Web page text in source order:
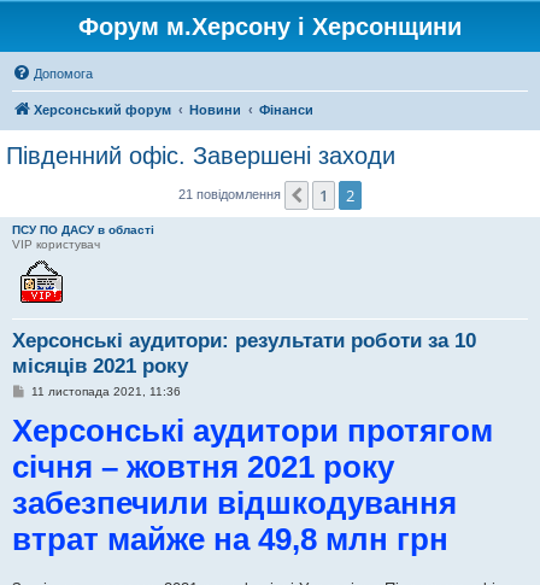
Форум м.Херсону і Херсонщини
Допомога
Херсонський форум Новини Фінанси
Південний офіс. Завершені заходи
21 повідомлення Поперед.
1 2
ПСУ ПО ДАСУ в області
VIP користувач
Херсонські аудитори: результати роботи за 10
місяців 2021 року
П
в
і
о
м
е
н
я
11 листопада 2021, 11:36
Херсонські аудитори протягом
січня – жовтня 2021 року
забезпечили відшкодування
втрат майже на 49,8 млн грн